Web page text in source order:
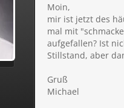
Moin,
mir ist jetzt des
mal mit
aufgefallen? Ist
Stillstand, aber
Gruß
Michael